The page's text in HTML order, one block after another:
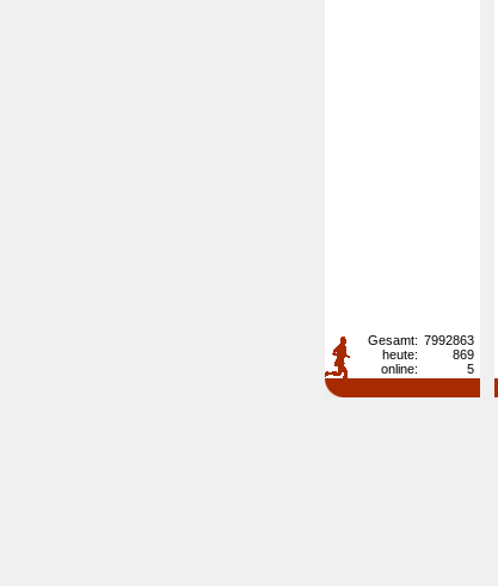
Gesamt: 7992863
heute:
869
online:
5